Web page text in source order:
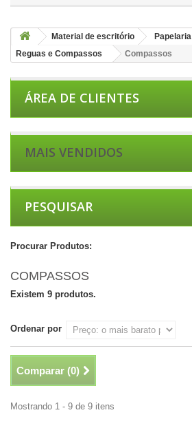
Material de escritório
Papelaria
Reguas e Compassos
Compassos
ÁREA DE CLIENTES
MAIS VENDIDOS
PESQUISAR
Procurar Produtos:
COMPASSOS
Existem 9 produtos.
Ordenar por
Comparar (0)
Mostrando 1 - 9 de 9 itens